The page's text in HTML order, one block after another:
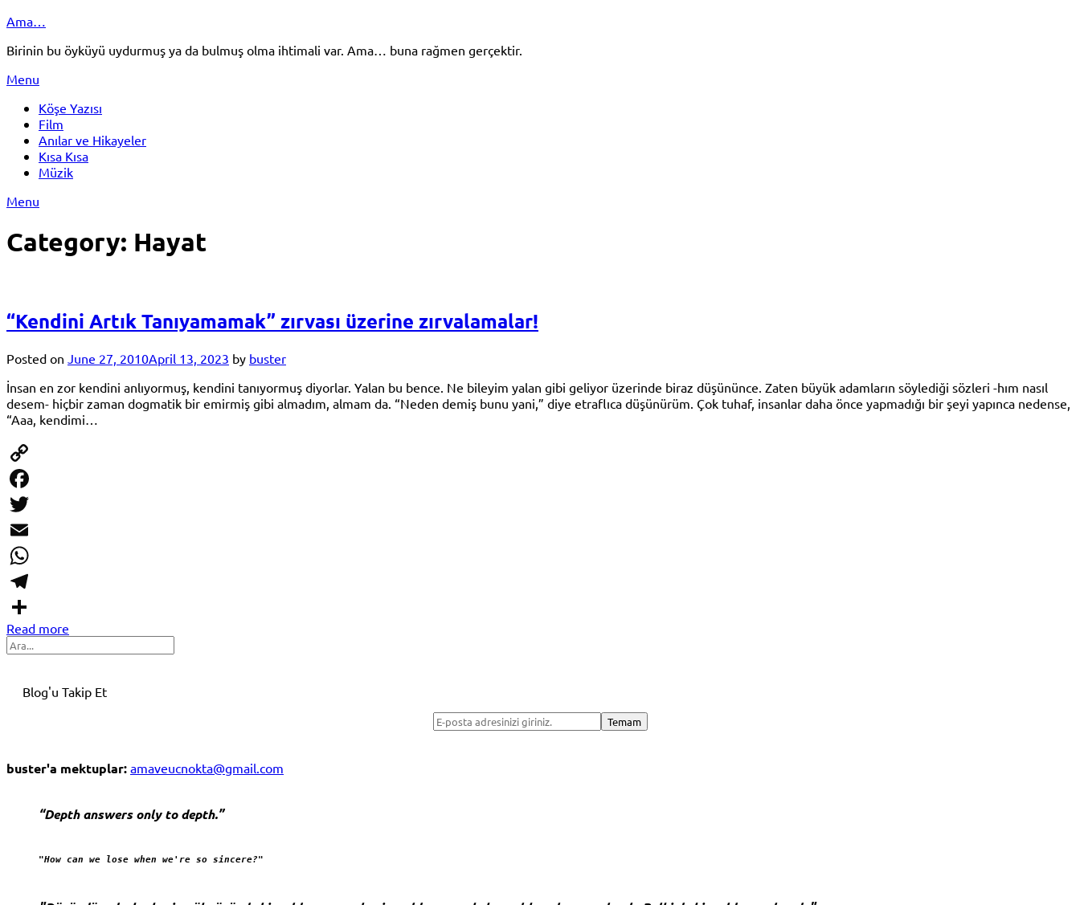
Skip
content
Ama…
Birinin bu öyküyü uydurmuş ya da bulmuş olma ihtimali var. Ama… buna rağmen gerçektir.
Menu
Köşe Yazısı
Film
Anılar ve Hikayeler
Kısa Kısa
Müzik
Menu
Category: Hayat
“Kendini Artık Tanıyamamak” zırvası üzerine zırvalamalar!
Posted on June 27, 2010April 13, 2023 by buster
İnsan en zor kendini anlıyormuş, kendini tanıyormuş diyorlar. Yalan bu bence. Ne bileyim yalan gibi geliyor üzerinde biraz düşününce. Zaten büyük adamların söylediği sözleri -hım nasıl
desem- hiçbir zaman dogmatik bir emirmiş gibi almadım, almam da. “Neden demiş bunu yani,” diye etraflıca düşünürüm. Çok tuhaf, insanlar daha önce yapmadığı bir şeyi yapınca nedense,
“Aaa, kendimi…
Copy
Link
Facebook
Twitter
Email
WhatsApp
Telegram
Share
Read more
Search
Blog'u Takip Et
buster'a mektuplar: amaveucnokta@gmail.com
“Depth answers only to depth.”
"How can we lose when we're so sincere?"